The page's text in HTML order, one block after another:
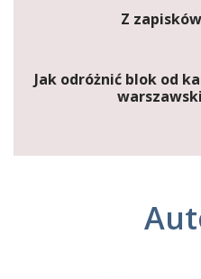
Z
Jak odróżnić blok od